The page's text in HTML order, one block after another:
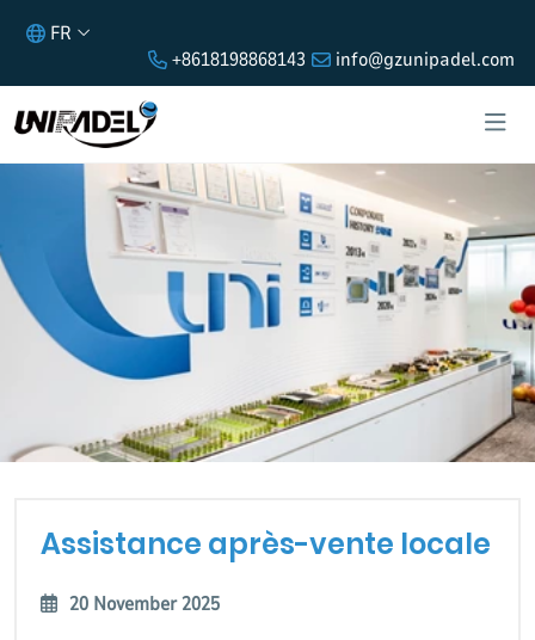
FR
+8618198868143
info@gzunipadel.com
Assistance après-vente locale
20 November 2025